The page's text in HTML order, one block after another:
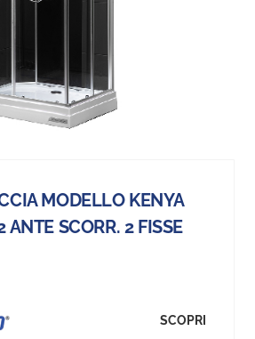
MODELLO KENYA
ANTE SCORR. 2 FISSE
SCOPRI